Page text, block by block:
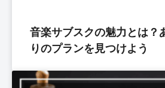
音楽サブスクの魅力とは？
りのプランを見つけよう